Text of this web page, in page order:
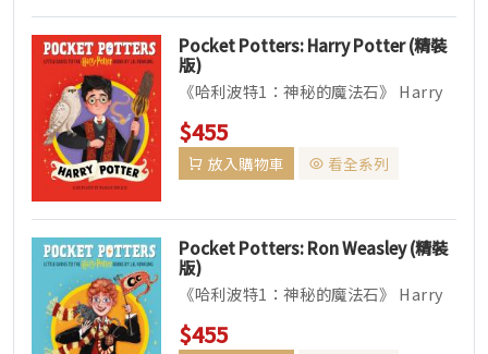
Pocket Potters: Harry Potter (精裝
版)
《哈利波特1：神秘的魔法石》 Harry
Potter and the Philosopher&rs...
$455
放入購物車 看全系列
Pocket Potters: Ron Weasley (精裝
版)
《哈利波特1：神秘的魔法石》 Harry
Potter and the Philosopher&rs...
$455